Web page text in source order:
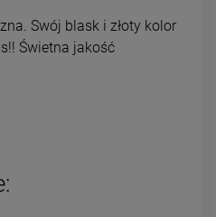
Swój blask i złoty kolor
Świetna jakość